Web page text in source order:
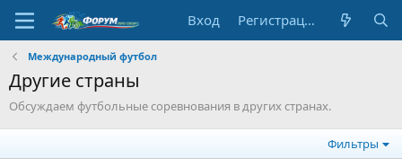
Вход Регистрация
Международный футбол
Другие страны
Обсуждаем футбольные соревнования в других странах.
Фильтры